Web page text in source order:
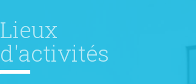
Lieux
d'activités